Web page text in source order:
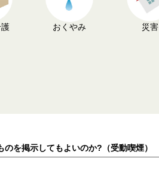
おくやみ 災害
を掲示してもよいのか?（受動喫煙）